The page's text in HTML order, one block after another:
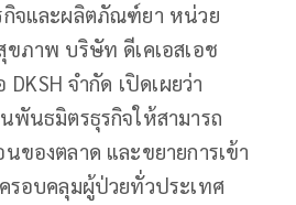
จและผลิตภัณฑ์ยา หน่วย
ภาพ บริษัท ดีเคเอสเอช
จำกัด เปิดเผยว่า
พันธมิตรธุรกิจให้สามารถ
ของตลาด และขยายการเข้า
รอบคลุมผู้ป่วยทั่วประเทศ